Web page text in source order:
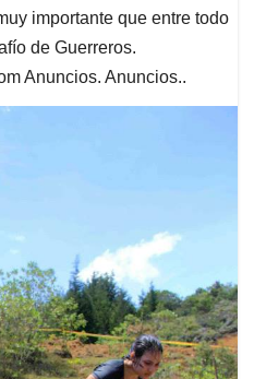
importante que entre todo
de Guerreros.
Anuncios. Anuncios..